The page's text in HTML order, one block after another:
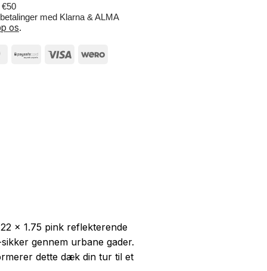
med Klarna & ALMA
os.
x 1.75 pink reflekterende
gennem urbane gader.
dette dæk din tur til et